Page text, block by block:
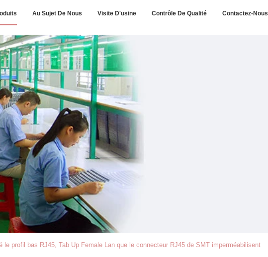
Au Sujet De Nous Visite D'usine Contrôle De Qualité Contactez-Nous
le profil bas RJ45, Tab Up Female Lan que le connecteur RJ45 de SMT imperméabilisent